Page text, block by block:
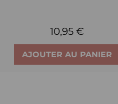
10,95 €
AJOUTER AU PANIER